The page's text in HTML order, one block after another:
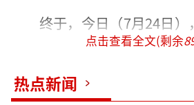
终于，今日（7月24日
Licht宣布了重大精简业务计
进行评估，“考虑所有战略选
点击查看全文(剩余
热点新闻